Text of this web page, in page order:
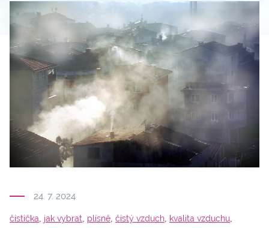
24. 7. 2024
čistička jak vybrat plísně čistý vzduch kvalita vzduchu